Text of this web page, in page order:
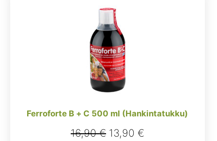
Ferroforte B + C 500 ml (Hankintatukku)
16,90€ Alkuperäinen
13,90 €Nykyinen